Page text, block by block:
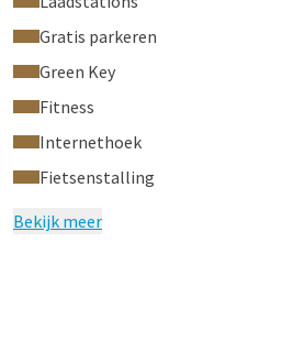
Gratis parkeren
Green Key
Fitness
Internethoek
Fietsenstalling
Bekijk meer